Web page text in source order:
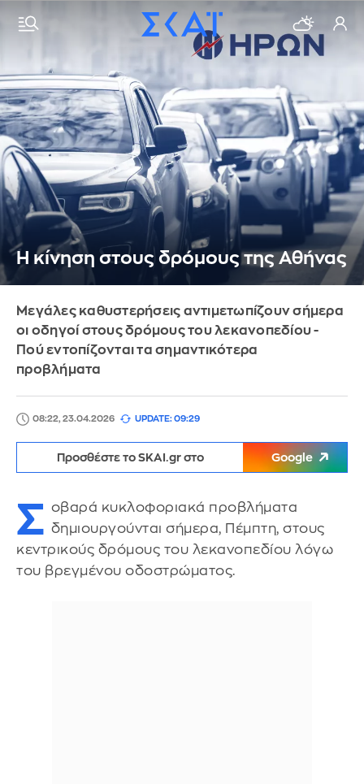
Η κίνηση στους δρόμους της Αθήνας
Μεγάλες καθυστερήσεις αντιμετωπίζουν σήμερα
οι οδηγοί στους δρόμους του λεκανοπεδίου -
Πού εντοπίζονται τα σημαντικότερα
προβλήματα
08:22, 23.04.2026 UPDATE: 09:29
Προσθέστε το SKAI.gr στο Google
Σ οβαρά κυκλοφοριακά προβλήματα
δημιουργούνται σήμερα, Πέμπτη, στους
κεντρικούς δρόμους του λεκανοπεδίου λόγω
του βρεγμένου οδοστρώματος.